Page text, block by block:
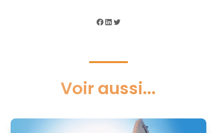
Facebook
LinkedIn
Twitter
Voir aussi...